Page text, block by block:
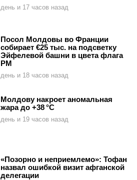
день и 17 часов назад
Посол Молдовы во Франции
собирает €25 тыс. на подсветку
Эйфелевой башни в цвета флага
РМ
день и 18 часов назад
Молдову накроет аномальная
жара до +38 °C
день и 19 часов назад
«Позорно и неприемлемо»: Тофан
назвал ошибкой визит афганской
делегации